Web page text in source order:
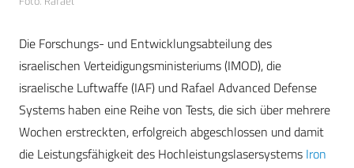
Die Forschungs- und Entwicklungsabteilung des
israelischen Verteidigungsministeriums (IMOD), die
israelische Luftwaffe (IAF) und Rafael Advanced Defense
Systems haben eine Reihe von Tests, die sich über mehrere
Wochen erstreckten, erfolgreich abgeschlossen und damit
die Leistungsfähigkeit des Hochleistungslasersystems Iron